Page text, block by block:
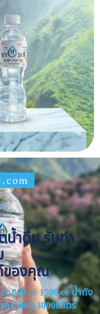
น้ำดื่ม รับทำ
ของคุณ
600 cc 1500 cc น้ำถัง
15000-30000ลิตร